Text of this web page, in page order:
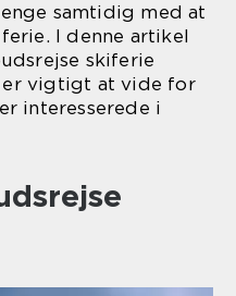
samtidig med at
I denne artikel
skiferie
vigtigt at vide for
interesserede i